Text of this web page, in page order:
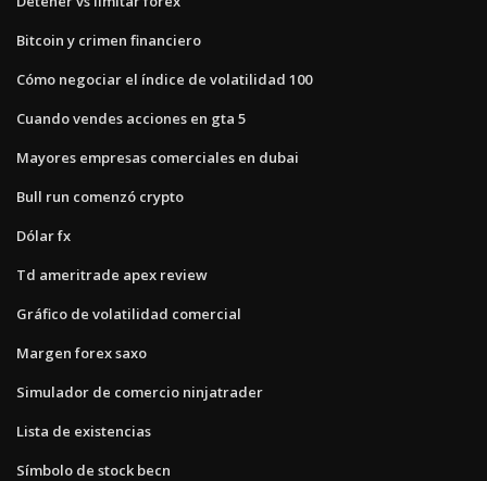
Bitcoin y crimen financiero
Cómo negociar el índice de volatilidad 100
Cuando vendes acciones en gta 5
Mayores empresas comerciales en dubai
Bull run comenzó crypto
Dólar fx
Td ameritrade apex review
Gráfico de volatilidad comercial
Margen forex saxo
Simulador de comercio ninjatrader
Lista de existencias
Símbolo de stock becn